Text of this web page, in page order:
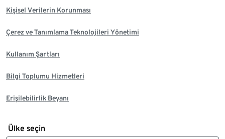
Kişisel Verilerin Korunması
Çerez ve Tanımlama Teknolojileri Yönetimi
Kullanım Şartları
Bilgi Toplumu Hizmetleri
Erişilebilirlik Beyanı
Ülke seçin